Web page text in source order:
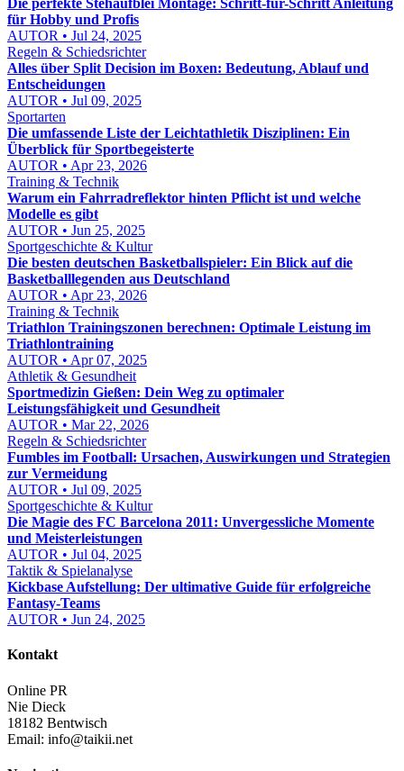
Die perfekte Stehaufblei Montage: Schritt-für-Schritt Anleitung
für Hobby und Profis
AUTOR • Jul 24, 2025
Regeln & Schiedsrichter
Alles über Split Decision im Boxen: Bedeutung, Ablauf und
Entscheidungen
AUTOR • Jul 09, 2025
Sportarten
Die umfassende Liste der Leichtathletik Disziplinen: Ein
Überblick für Sportbegeisterte
AUTOR • Apr 23, 2026
Training & Technik
Warum ein Fahrradreflektor hinten Pflicht ist und welche
Modelle es gibt
AUTOR • Jun 25, 2025
Sportgeschichte & Kultur
Die besten deutschen Basketballspieler: Ein Blick auf die
Basketballlegenden aus Deutschland
AUTOR • Apr 23, 2026
Training & Technik
Triathlon Trainingszonen berechnen: Optimale Leistung im
Triathlontraining
AUTOR • Apr 07, 2025
Athletik & Gesundheit
Sportmedizin Gießen: Dein Weg zu optimaler
Leistungsfähigkeit und Gesundheit
AUTOR • Mar 22, 2026
Regeln & Schiedsrichter
Fumbles im Football: Ursachen, Auswirkungen und Strategien
zur Vermeidung
AUTOR • Jul 09, 2025
Sportgeschichte & Kultur
Die Magie des FC Barcelona 2011: Unvergessliche Momente
und Meisterleistungen
AUTOR • Jul 04, 2025
Taktik & Spielanalyse
Kickbase Aufstellung: Der ultimative Guide für erfolgreiche
Fantasy-Teams
AUTOR • Jun 24, 2025
Kontakt
Online PR
Nie Dieck
18182 Bentwisch
Email: info@taikii.net